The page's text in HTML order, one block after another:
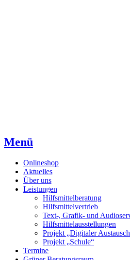
Menü
Onlineshop
Aktuelles
Über uns
Leistungen
Hilfsmittelberatung
Hilfsmittelvertrieb
Text-, Grafik- und
Hilfsmittelausstellungen
Projekt „Digitaler
Projekt „Schule“
Termine